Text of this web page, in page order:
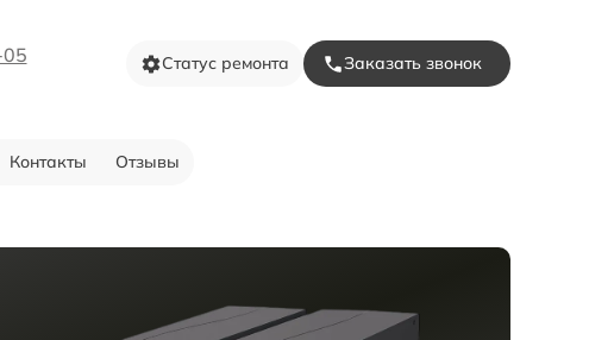
Статус ремонта Заказать звонок
Контакты Отзывы